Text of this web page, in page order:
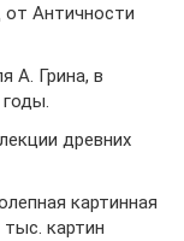
Античности
А. Грина, в
древних
картинная
картин